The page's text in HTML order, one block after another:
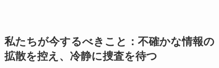
私たちが今するべきこと：不確かな情報の
拡散を控え、冷静に捜査を待つ